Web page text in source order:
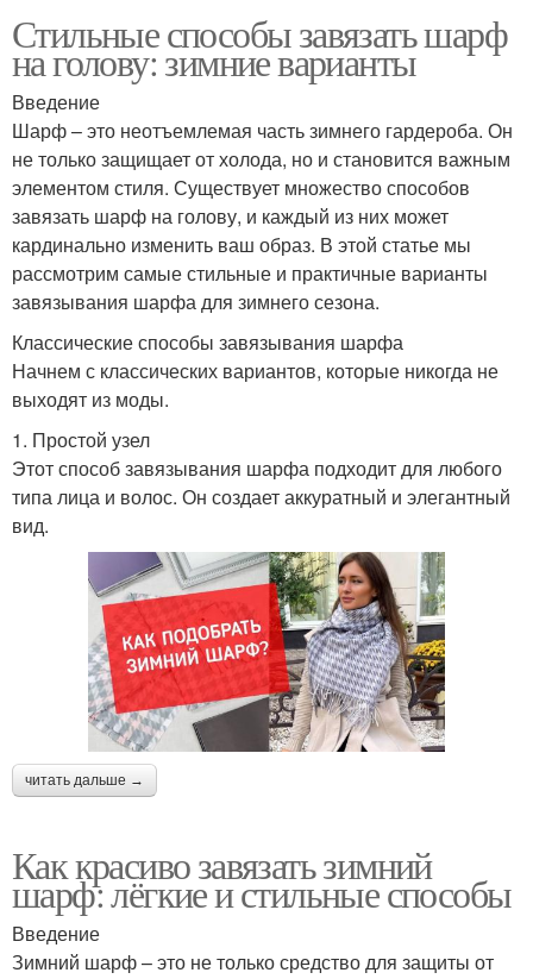
Стильные способы завязать шарф
на голову: зимние варианты
Введение
Шарф – это неотъемлемая часть зимнего гардероба. Он
не только защищает от холода, но и становится важным
элементом стиля. Существует множество способов
завязать шарф на голову, и каждый из них может
кардинально изменить ваш образ. В этой статье мы
рассмотрим самые стильные и практичные варианты
завязывания шарфа для зимнего сезона.
Классические способы завязывания шарфа
Начнем с классических вариантов, которые никогда не
выходят из моды.
1. Простой узел
Этот способ завязывания шарфа подходит для любого
типа лица и волос. Он создает аккуратный и элегантный
вид.
читать дальше →
Как красиво завязать зимний
шарф: лёгкие и стильные способы
Введение
Зимний шарф – это не только средство для защиты от